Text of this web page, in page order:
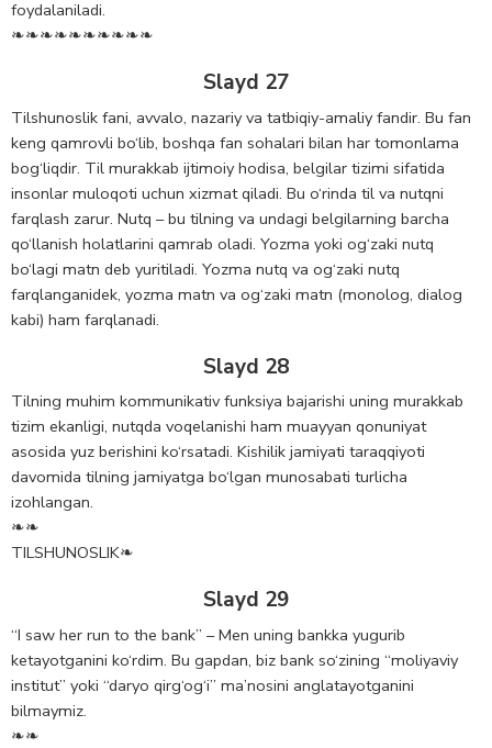
foydalaniladi.
❧❧❧❧❧❧❧❧❧❧
Slayd 27
Tilshunoslik fani, avvalo, nazariy va tatbiqiy-amaliy fandir. Bu fan
keng qamrovli bo‘lib, boshqa fan sohalari bilan har tomonlama
bog‘liqdir. Til murakkab ijtimoiy hodisa, belgilar tizimi sifatida
insonlar muloqoti uchun xizmat qiladi. Bu o‘rinda til va nutqni
farqlash zarur. Nutq – bu tilning va undagi belgilarning barcha
qo‘llanish holatlarini qamrab oladi. Yozma yoki og‘zaki nutq
bo‘lagi matn deb yuritiladi. Yozma nutq va og‘zaki nutq
farqlanganidek, yozma matn va og‘zaki matn (monolog, dialog
kabi) ham farqlanadi.
Slayd 28
Tilning muhim kommunikativ funksiya bajarishi uning murakkab
tizim ekanligi, nutqda voqelanishi ham muayyan qonuniyat
asosida yuz berishini ko‘rsatadi. Kishilik jamiyati taraqqiyoti
davomida tilning jamiyatga bo‘lgan munosabati turlicha
izohlangan.
❧❧
TILSHUNOSLIK❧
Slayd 29
“I saw her run to the bank” – Men uning bankka yugurib
ketayotganini ko‘rdim. Bu gapdan, biz bank so‘zining “moliyaviy
institut” yoki “daryo qirg‘og‘i” ma’nosini anglatayotganini
bilmaymiz.
❧❧